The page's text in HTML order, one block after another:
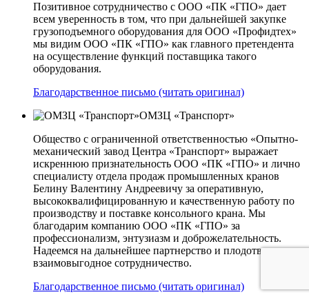
Позитивное сотрудничество с ООО «ПК «ГПО» дает
всем уверенность в том, что при дальнейшей закупке
грузоподъемного оборудования для ООО «Профидтех»
мы видим ООО «ПК «ГПО» как главного претендента
на осуществление функций поставщика такого
оборудования.
Благодарственное письмо (читать оригинал)
ОМЗЦ «Транспорт»
Общество с ограниченной ответственностью «Опытно-
механический завод Центра «Транспорт» выражает
искреннюю признательность ООО «ПК «ГПО» и лично
специалисту отдела продаж промышленных кранов
Белину Валентину Андреевичу за оперативную,
высококвалифицированную и качественную работу по
производству и поставке консольного крана. Мы
благодарим компанию ООО «ПК «ГПО» за
профессионализм, энтузиазм и доброжелательность.
Надеемся на дальнейшее партнерство и плодотворное
взаимовыгодное сотрудничество.
Благодарственное письмо (читать оригинал)